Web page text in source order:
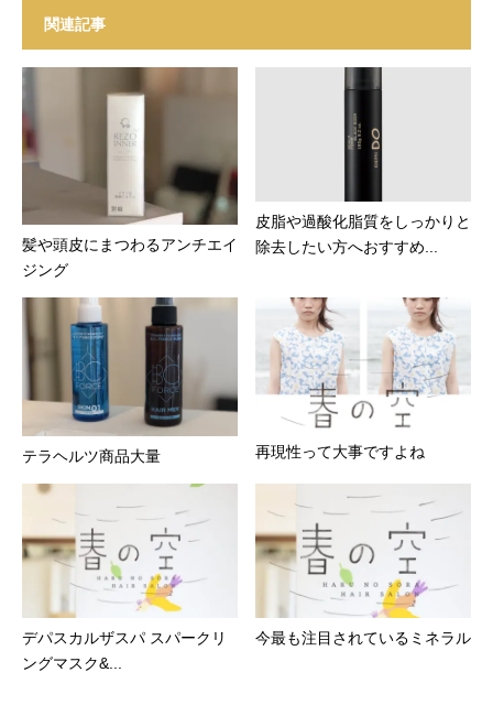
関連記事
髪や頭皮にまつわるアンチエイ
ジング
皮脂や過酸化脂質をしっかりと
除去したい方へおすすめ...
テラヘルツ商品大量 再現性って大事ですよね
デパスカルザスパ スパークリ
ングマスク&...
今最も注目されているミネラル